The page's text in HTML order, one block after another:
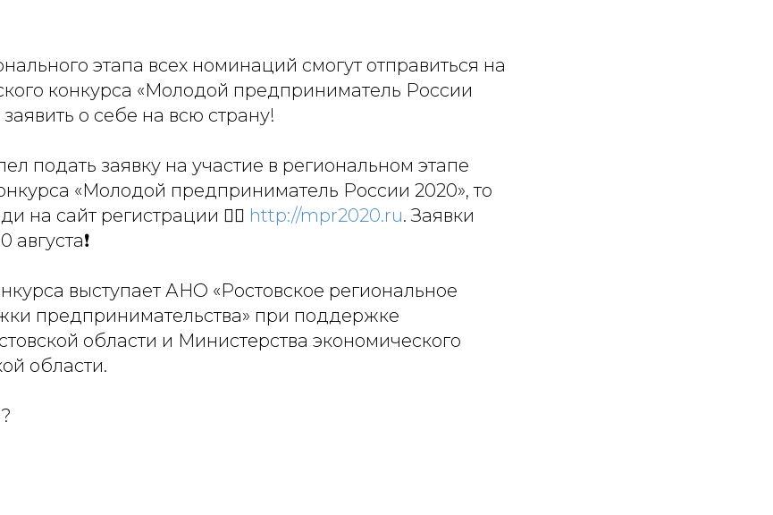
этапа всех номинаций смогут отправиться на
конкурса «Молодой предприниматель России
о себе на всю страну!
подать заявку на участие в региональном этапе
«Молодой предприниматель России 2020», то
на сайт регистрации 👉🏻 http://mpr2020.ru. Заявки
выступает АНО «Ростовское региональное
предпринимательства» при поддержке
области и Министерства экономического
области.